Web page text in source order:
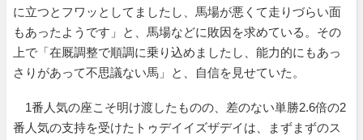
に立つとフワッとしてましたし、馬場が悪くて走りづらい面
もあったようです」と、馬場などに敗因を求めている。その
上で「在厩調整で順調に乗り込めましたし、能力的にもあっ
さりがあって不思議ない馬」と、自信を見せていた。
1番人気の座こそ明け渡したものの、差のない単勝2.6倍の2
番人気の支持を受けたトゥデイイズザデイは、まずまずのス